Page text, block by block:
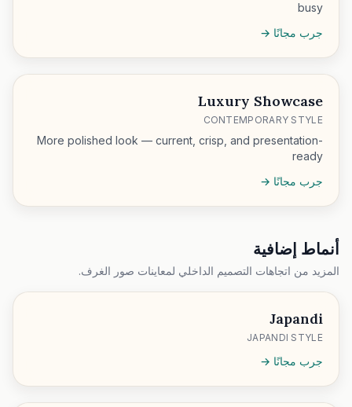
busy
جرب مجانًا →
Luxury Showcase
CONTEMPORARY STYLE
More polished look — current, crisp, and presentation-
ready
جرب مجانًا →
أنماط إضافية
المزيد من اتجاهات التصميم الداخلي لمعاينات صور الغرف.
Japandi
JAPANDI STYLE
جرب مجانًا →